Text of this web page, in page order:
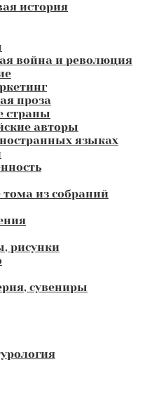
история
война и революция
проза
страны
авторы
языках
из собраний
рисунки
сувениры